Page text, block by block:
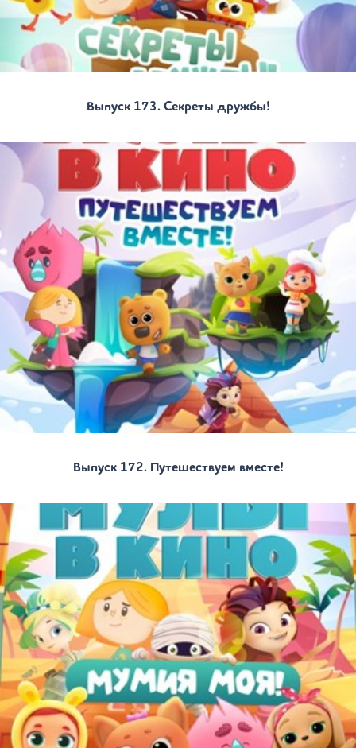
Выпуск 173. Секреты дружбы!
Выпуск 172. Путешествуем вместе!